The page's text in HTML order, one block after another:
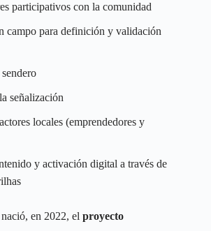
participativos con la comunidad
campo para definición y validación
señalización
locales (emprendedores y
y activación digital a través de
en 2022, el proyecto